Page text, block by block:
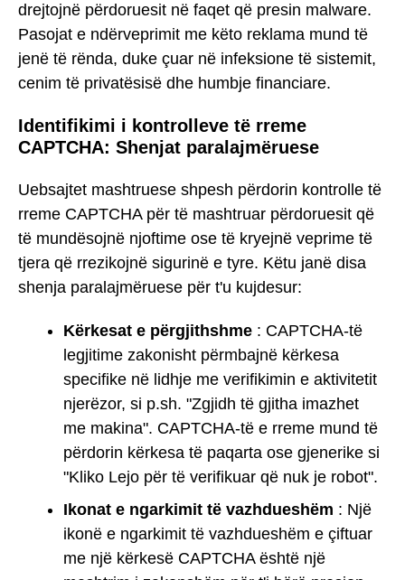
drejtojnë përdoruesit në faqet që presin malware.
Pasojat e ndërveprimit me këto reklama mund të
jenë të rënda, duke çuar në infeksione të sistemit,
cenim të privatësisë dhe humbje financiare.
Identifikimi i kontrolleve të rreme
CAPTCHA: Shenjat paralajmëruese
Uebsajtet mashtruese shpesh përdorin kontrolle të
rreme CAPTCHA për të mashtruar përdoruesit që
të mundësojnë njoftime ose të kryejnë veprime të
tjera që rrezikojnë sigurinë e tyre. Këtu janë disa
shenja paralajmëruese për t'u kujdesur:
Kërkesat e përgjithshme : CAPTCHA-të
legjitime zakonisht përmbajnë kërkesa
specifike në lidhje me verifikimin e aktivitetit
njerëzor, si p.sh. "Zgjidh të gjitha imazhet
me makina". CAPTCHA-të e rreme mund të
përdorin kërkesa të paqarta ose gjenerike si
"Kliko Lejo për të verifikuar që nuk je robot".
Ikonat e ngarkimit të vazhdueshëm : Një
ikonë e ngarkimit të vazhdueshëm e çiftuar
me një kërkesë CAPTCHA është një